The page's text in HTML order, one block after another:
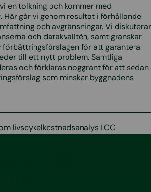
en tolkning och kommer med
går vi genom resultat i förhållande
och avgränsningar. Vi diskuterar
och datakvalitén, samt granskar
förbättringsförslagen för att garantera
till ett nytt problem. Samtliga
och förklaras noggrant för att sedan
som minskar byggnadens
livscykelkostnadsanalys LCC
av våra